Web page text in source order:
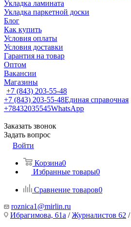
Укладка ламината
Укладка паркетной доски
Блог
Как купить
Условия оплаты
Условия доставки
Гарантия на товар
Оптом
Вакансии
Магазины
+7 (843) 203-55-48
+7 (843) 203-55-48Единая справочная
+78432035545WhatsApp
Заказать звонок
Задать вопрос
Войти
Корзина0
Избранные товары0
Сравнение товаров0
roznica1@mirlin.ru
Ибрагимова, 61а /Журналистов 62 /